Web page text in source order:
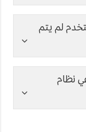
لم يتم
نظام